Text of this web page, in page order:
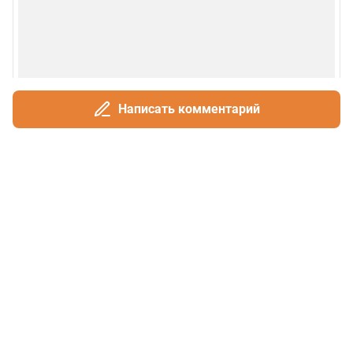
Написать комментарий